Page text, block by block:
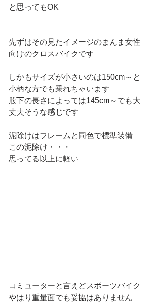
と思ってもOK
先ずはその見たイメージのまんま女性
向けのクロスバイクです
しかもサイズが小さいのは150cm～と
小柄な方でも乗れちゃいます
股下の長さによっては145cm～でも大
丈夫そうな感じです
泥除けはフレームと同色で標準装備
この泥除け・・・
思ってる以上に軽い
コミューターと言えどスポーツバイク
やはり重量面でも妥協はありません